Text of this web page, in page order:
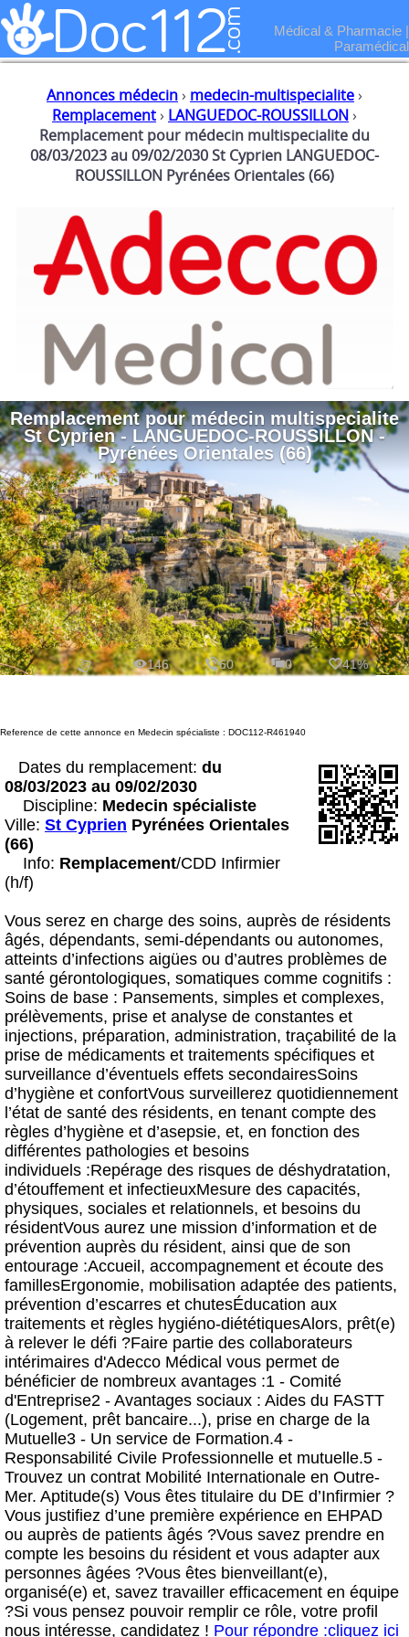
Médical & Pharmacie |
Paramédical
Annonces médecin› medecin-multispecialite›
Remplacement› LANGUEDOC-ROUSSILLON›
Remplacement pour médecin multispecialite du
08/03/2023 au 09/02/2030 St Cyprien LANGUEDOC-
ROUSSILLON Pyrénées Orientales (66)
Remplacementpourmédecin multispecialite
St Cyprien - LANGUEDOC-ROUSSILLON -
Pyrénées Orientales (66)
146 60 0 41%
Reference de cette annonce en Medecin spécialiste : DOC112-R461940
Dates du remplacement: du
08/03/2023 au 09/02/2030
Discipline: Medecin spécialiste
Ville: St Cyprien Pyrénées Orientales
(66)
Info: Remplacement/CDD Infirmier
(h/f)
Vous serez en charge des soins, auprès de résidents
âgés, dépendants, semi-dépendants ou autonomes,
atteints d’infections aigües ou d’autres problèmes de
santé gérontologiques, somatiques comme cognitifs :
Soins de base : Pansements, simples et complexes,
prélèvements, prise et analyse de constantes et
injections, préparation, administration, traçabilité de la
prise de médicaments et traitements spécifiques et
surveillance d’éventuels effets secondairesSoins
d’hygiène et confortVous surveillerez quotidiennement
l’état de santé des résidents, en tenant compte des
règles d’hygiène et d’asepsie, et, en fonction des
différentes pathologies et besoins
individuels :Repérage des risques de déshydratation,
d’étouffement et infectieuxMesure des capacités,
physiques, sociales et relationnels, et besoins du
résidentVous aurez une mission d’information et de
prévention auprès du résident, ainsi que de son
entourage :Accueil, accompagnement et écoute des
famillesErgonomie, mobilisation adaptée des patients,
prévention d’escarres et chutesÉducation aux
traitements et règles hygiéno-diététiquesAlors, prêt(e)
à relever le défi ?Faire partie des collaborateurs
intérimaires d'Adecco Médical vous permet de
bénéficier de nombreux avantages :1 - Comité
d'Entreprise2 - Avantages sociaux : Aides du FASTT
(Logement, prêt bancaire...), prise en charge de la
Mutuelle3 - Un service de Formation.4 -
Responsabilité Civile Professionnelle et mutuelle.5 -
Trouvez un contrat Mobilité Internationale en Outre-
Mer. Aptitude(s) Vous êtes titulaire du DE d’Infirmier ?
Vous justifiez d’une première expérience en EHPAD
ou auprès de patients âgés ?Vous savez prendre en
compte les besoins du résident et vous adapter aux
personnes âgées ?Vous êtes bienveillant(e),
organisé(e) et, savez travailler efficacement en équipe
?Si vous pensez pouvoir remplir ce rôle, votre profil
nous intéresse, candidatez ! Pour répondre :cliquez ici